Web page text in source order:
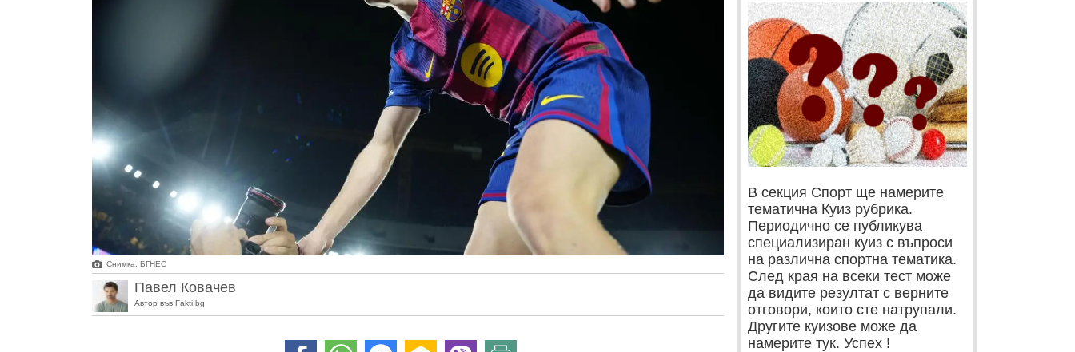
Снимка: БГНЕС
Павел Ковачев
Автор във Fakti.bg
В секция Спорт ще намерите
тематична Куиз рубрика.
Периодично се публикува
специализиран куиз с въпроси
на различна спортна тематика.
След края на всеки тест може
да видите резултат с верните
отговори, които сте натрупали.
Другите куизове може да
намерите тук. Успех !